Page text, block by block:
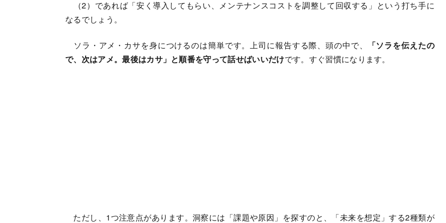
（2）であれば「安く導入してもらい、メンテナンスコストを調整して回収する」という打ち手に
なるでしょう。
ソラ・アメ・カサを身につけるのは簡単です。上司に報告する際、頭の中で、
「ソラを伝えたの
で、次はアメ。最後はカサ」と順番を守って話せばいいだけです。すぐ習慣になります。
ただし、1つ注意点があります。洞察には「課題や原因」を探すのと、「未来を想定」する2種類が